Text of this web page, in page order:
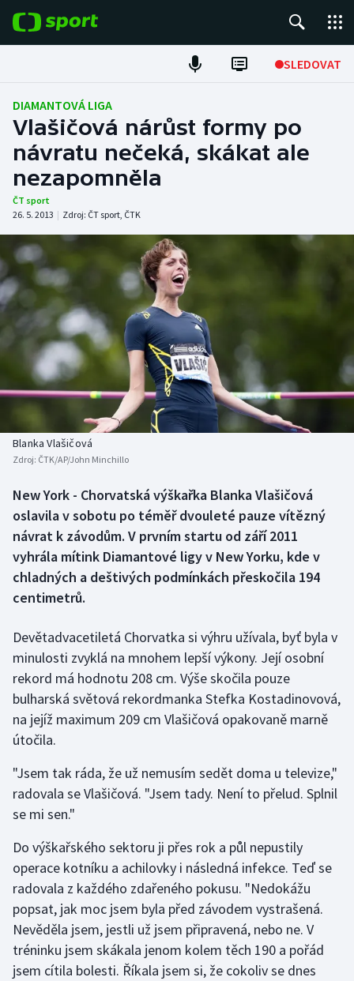
SLEDOVAT
Fotbal
Hokej
Tenis
Atletika
Cyklistika
DALŠÍ SPORTY
Americký fotbal
Baseball a softbal
Basketbal
Biatlon
Box
Curling
Dostihy
Florbal
Golf
Gymnastika
Házená
Jezdectví
Judo
Krasobruslení
Lezení
Lyže a snowboard
NEPŘEHLÉDNĚTE
Soutěže
Historické návraty
Aplikace ČT sport
DIAMANTOVÁ LIGA
Vlašičová nárůst formy po
návratu nečeká, skákat ale
nezapomněla
ČT sport
26. 5. 2013 | Zdroj: ČT sport, ČTK
Blanka Vlašičová
Zdroj: ČTK/AP/John Minchillo
New York - Chorvatská výškařka Blanka Vlašičová
oslavila v sobotu po téměř dvouleté pauze vítězný
návrat k závodům. V prvním startu od září 2011
vyhrála mítink Diamantové ligy v New Yorku, kde v
chladných a deštivých podmínkách přeskočila 194
centimetrů.
Devětadvacetiletá Chorvatka si výhru užívala, byť byla v
minulosti zvyklá na mnohem lepší výkony. Její osobní
rekord má hodnotu 208 cm. Výše skočila pouze
bulharská světová rekordmanka Stefka Kostadinovová,
na jejíž maximum 209 cm Vlašičová opakovaně marně
útočila.
"Jsem tak ráda, že už nemusím sedět doma u televize,"
radovala se Vlašičová. "Jsem tady. Není to přelud. Splnil
se mi sen."
Do výškařského sektoru ji přes rok a půl nepustily
operace kotníku a achilovky i následná infekce. Teď se
radovala z každého zdařeného pokusu. "Nedokážu
popsat, jak moc jsem byla před závodem vystrašená.
Nevěděla jsem, jestli už jsem připravená, nebo ne. V
tréninku jsem skákala jenom kolem těch 190 a pořád
jsem cítila bolesti. Říkala jsem si, že cokoliv se dnes